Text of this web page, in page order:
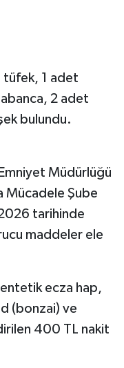
tüfek, 1 adet
2 adet
bulundu.
Müdürlüğü
Mücadele Şube
tarihinde
maddeler ele
ecza hap,
(bonzai) ve
400 TL nakit